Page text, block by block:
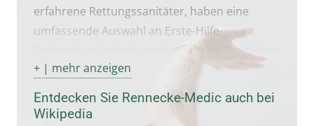
erfahrene Rettungssanitäter, haben eine
umfassende Auswahl an Erste-Hilfe-
Onlineshop-Artikeln, medizinischen Produkten
und Spezialausrüstung für Lebensretter,
Sanitäter und Notfallsanitäter
zusammengestellt.
+ | mehr anzeigen
Entdecken Sie Rennecke-Medic auch bei
Wikipedia